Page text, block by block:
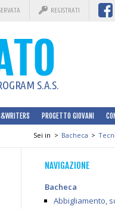
REGISTRATI
S.A.S.
PROGETTO GIOVANI
Sei in > Bacheca >
NAVIGAZIONE
Bacheca
Abbigliamento,